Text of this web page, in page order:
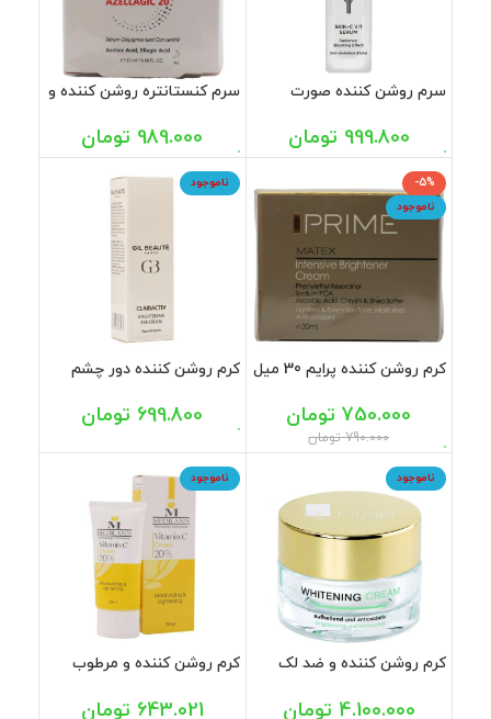
سرم روشن کننده صورت
999.800 تومان
سرم کنستانتره روشن کننده و
پیگمنتا 20 میل989.000 تومان
-5%
ناموجود
کرم روشن کننده پرایم 30 میل
790.000 تومان
750.000 تومان
ناموجود
کرم روشن کننده دور چشم
699.800 تومان
ناموجود
کرم روشن کننده و ضد لک
4.100.000 تومان
ناموجود
کرم روشن کننده و مرطوب
643.021 تومان